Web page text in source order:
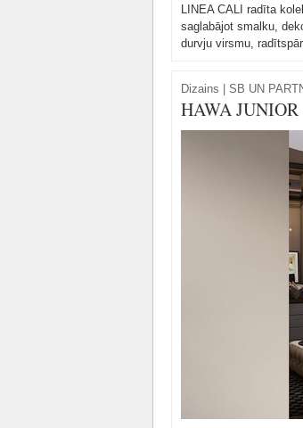
LINEA CALI radīta
saglabājot smalku,
durvju virsmu,
Dizains SB UN
HAWA JUNIOR